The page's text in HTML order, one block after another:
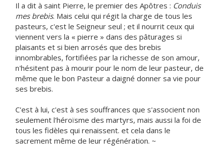
Il a dit à saint Pierre, le premier des Apôtres : Conduis
mes brebis. Mais celui qui régit la charge de tous les
pasteurs, c'est le Seigneur seul ; et il nourrit ceux qui
viennent vers la « pierre » dans des pâturages si
plaisants et si bien arrosés que des brebis
innombrables, fortifiées par la richesse de son amour,
n'hésitent pas à mourir pour le nom de leur pasteur, de
même que le bon Pasteur a daigné donner sa vie pour
ses brebis.
C'est à lui, c'est à ses souffrances que s'associent non
seulement l'héroïsme des martyrs, mais aussi la foi de
tous les fidèles qui renaissent. et cela dans le
sacrement même de leur régénération. ~